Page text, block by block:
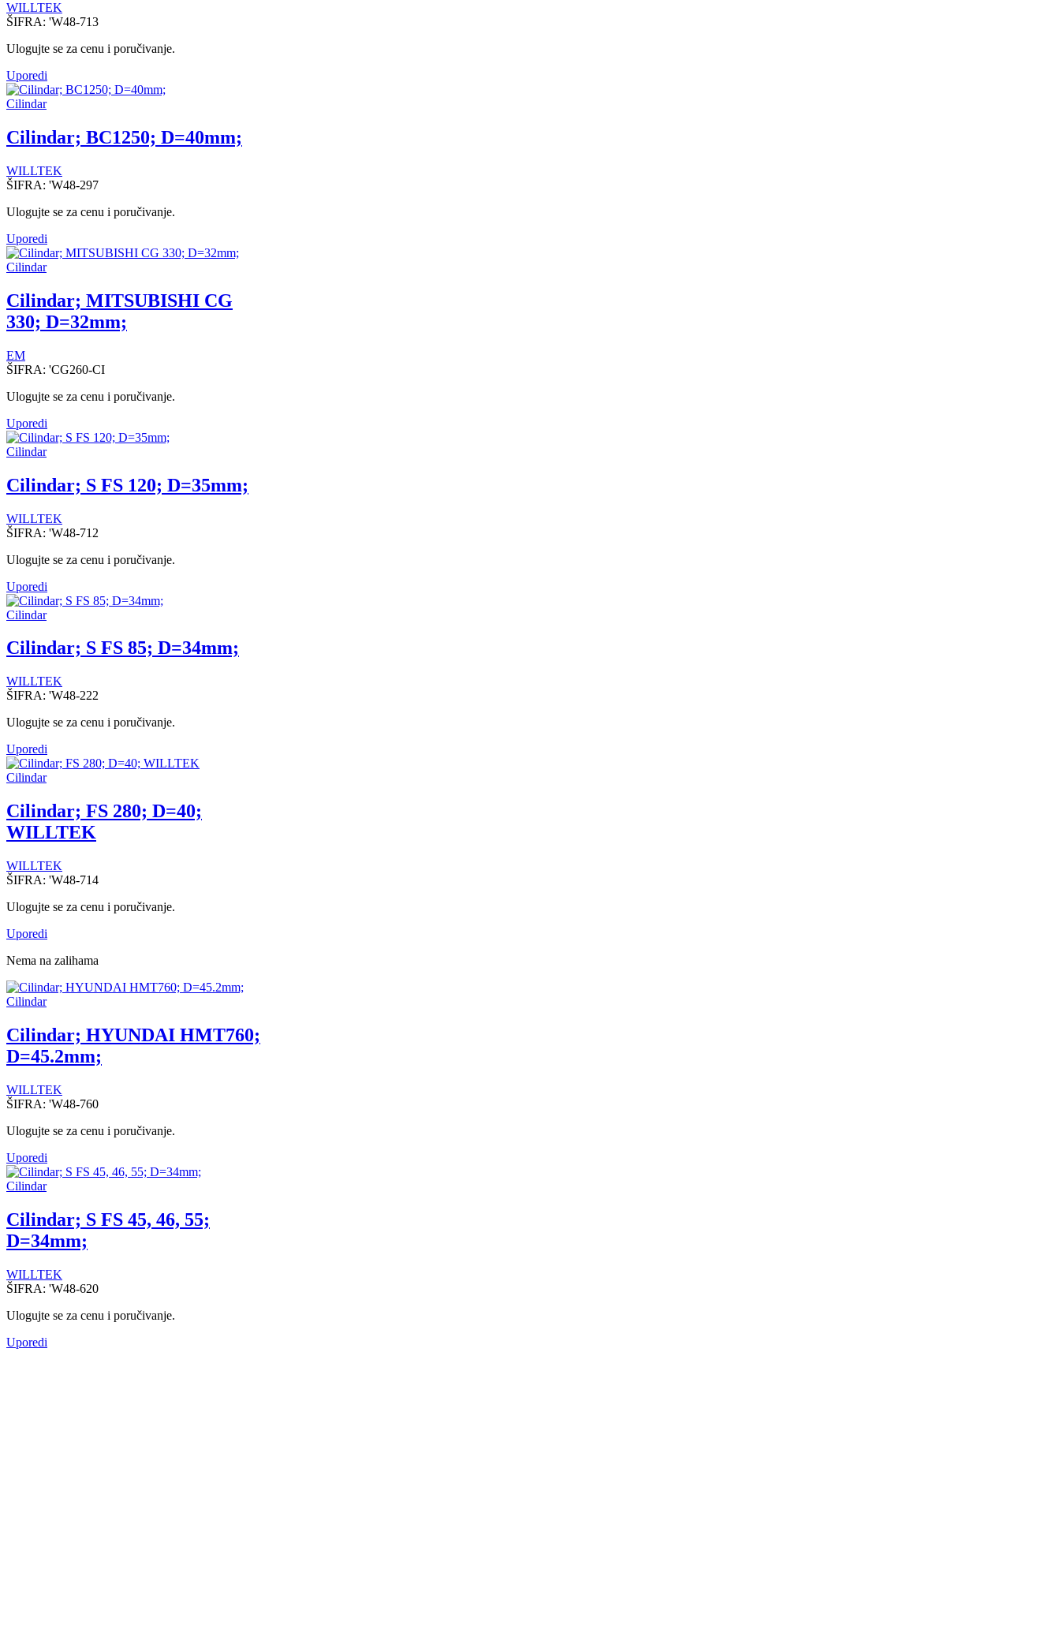
WILLTEK
ŠIFRA: 'W48-713
Ulogujte se za cenu i poručivanje.
Uporedi
Cilindar
Cilindar; BC1250; D=40mm;
WILLTEK
ŠIFRA: 'W48-297
Ulogujte se za cenu i poručivanje.
Uporedi
Cilindar
Cilindar; MITSUBISHI CG
330; D=32mm;
EM
ŠIFRA: 'CG260-CI
Ulogujte se za cenu i poručivanje.
Uporedi
Cilindar
Cilindar; S FS 120; D=35mm;
WILLTEK
ŠIFRA: 'W48-712
Ulogujte se za cenu i poručivanje.
Uporedi
Cilindar
Cilindar; S FS 85; D=34mm;
WILLTEK
ŠIFRA: 'W48-222
Ulogujte se za cenu i poručivanje.
Uporedi
Cilindar
Cilindar; FS 280; D=40;
WILLTEK
WILLTEK
ŠIFRA: 'W48-714
Ulogujte se za cenu i poručivanje.
Uporedi
Nema na zalihama
Cilindar
Cilindar; HYUNDAI HMT760;
D=45.2mm;
WILLTEK
ŠIFRA: 'W48-760
Ulogujte se za cenu i poručivanje.
Uporedi
Cilindar
Cilindar; S FS 45, 46, 55;
D=34mm;
WILLTEK
ŠIFRA: 'W48-620
Ulogujte se za cenu i poručivanje.
Uporedi